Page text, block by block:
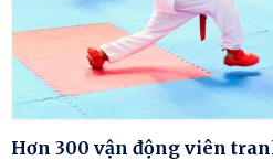
Hơn 300 vận động viên